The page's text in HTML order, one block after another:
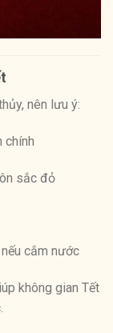
nên lưu ý:
chính
sắc đỏ
cắm nước
không gian Tết